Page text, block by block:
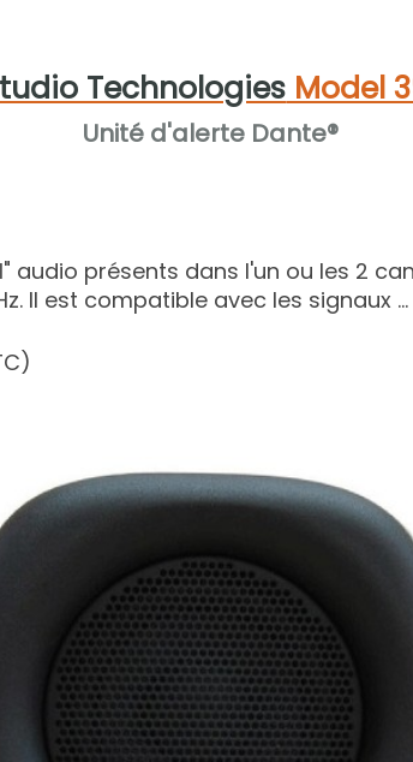
Technologies Model
Unité d'alerte Dante®
audio présents dans l'un ou les 2
Il est compatible avec les signaux ...